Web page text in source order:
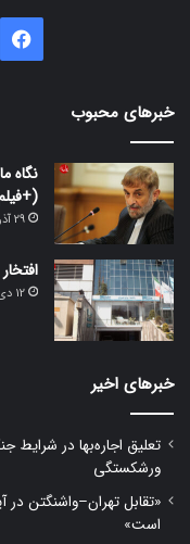
خبرهای محبوب
نگاه
29 آذر 1402
12 دی 1402
خبرهای اخیر
تعلیق اجاره‌بها در شرایط
ورشکستگی
«تقابل تهران–واشنگتن در
است»